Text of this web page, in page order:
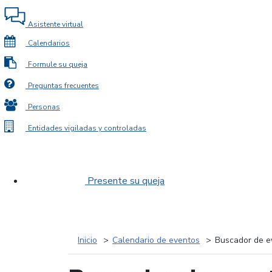
Asistente virtual
Calendarios
Formule su queja
Preguntas frecuentes
Personas
Entidades vigiladas y controladas
Presente su queja
Inicio Calendario de eventos Buscador de